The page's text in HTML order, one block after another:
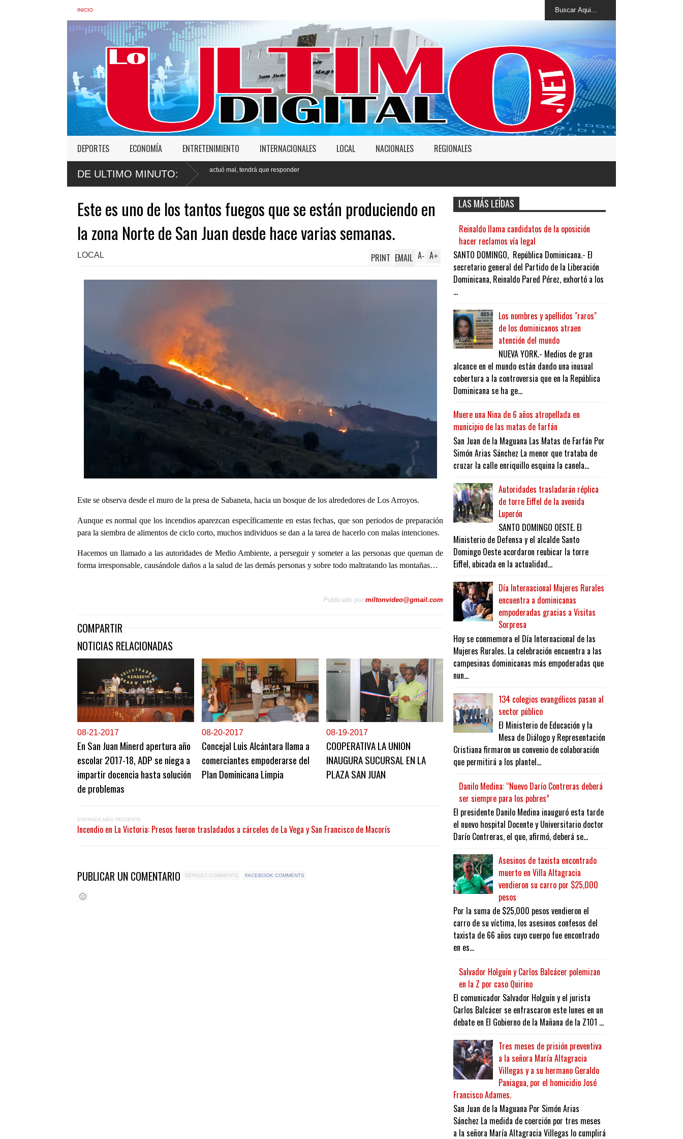
INICIO
DEPORTES ECONOMÍA ENTRETENIMIENTO INTERNACIONALES LOCAL NACIONALES REGIONALES
DE ULTIMO MINUTO:
Faride Raful: "Si un agente policial actuó mal, tendrá que responder
ante la ley"
Este es uno de los tantos fuegos que se están produciendo en
la zona Norte de San Juan desde hace varias semanas.
LOCAL A+
A-
PRINT EMAIL
Este se observa desde el muro de la presa de Sabaneta, hacia un bosque de los alrededores de Los Arroyos.
Aunque es normal que los incendios aparezcan específicamente en estas fechas, que son periodos de preparación
para la siembra de alimentos de ciclo corto, muchos individuos se dan a la tarea de hacerlo con malas intenciones.
Hacemos un llamado a las autoridades de Medio Ambiente, a perseguir y someter a las personas que queman de
forma irresponsable, causándole daños a la salud de las demás personas y sobre todo maltratando las montañas…
Publicado por miltonvideo@gmail.com
COMPARTIR
NOTICIAS RELACIONADAS
08-21-2017
En San Juan Minerd apertura año
escolar 2017-18, ADP se niega a
impartir docencia hasta solución
de problemas
08-20-2017
Concejal Luis Alcántara llama a
comerciantes empoderarse del
Plan Dominicana Limpia
08-19-2017
COOPERATIVA LA UNION
INAUGURA SUCURSAL EN LA
PLAZA SAN JUAN
ENTRADA MÁS RECIENTE
Incendio en La Victoria: Presos fueron trasladados a cárceles de La Vega y San Francisco de Macorís
PUBLICAR UN COMENTARIO DEFAULT COMMENTS FACEBOOK COMMENTS
LAS MÁS LEÍDAS
Reinaldo llama candidatos de la oposición
hacer reclamos vía legal
SANTO DOMINGO, República Dominicana.- El
secretario general del Partido de la Liberación
Dominicana, Reinaldo Pared Pérez, exhortó a los
...
Los nombres y apellidos "raros"
de los dominicanos atraen
atención del mundo
NUEVA YORK.- Medios de gran
alcance en el mundo están dando una inusual
cobertura a la controversia que en la República
Dominicana se ha ge...
Muere una Nina de 6 años atropellada en
municipio de las matas de farfán
San Juan de la Maguana Las Matas de Farfán Por
Simón Arias Sánchez La menor que trataba de
cruzar la calle enriquillo esquina la canela...
Autoridades trasladarán réplica
de torre Eiffel de la avenida
Luperón
SANTO DOMINGO OESTE. El
Ministerio de Defensa y el alcalde Santo
Domingo Oeste acordaron reubicar la torre
Eiffel, ubicada en la actualidad...
Día Internacional Mujeres Rurales
encuentra a dominicanas
empoderadas gracias a Visitas
Sorpresa
Hoy se conmemora el Día Internacional de las
Mujeres Rurales. La celebración encuentra a las
campesinas dominicanas más empoderadas que
nun...
134 colegios evangélicos pasan al
sector público
El Ministerio de Educación y la
Mesa de Diálogo y Representación
Cristiana firmaron un convenio de colaboración
que permitirá a los plantel...
Danilo Medina: “Nuevo Darío Contreras deberá
ser siempre para los pobres”
El presidente Danilo Medina inauguró esta tarde
el nuevo hospital Docente y Universitario doctor
Darío Contreras, el que, afirmó, deberá se...
Asesinos de taxista encontrado
muerto en Villa Altagracia
vendieron su carro por $25,000
pesos
Por la suma de $25,000 pesos vendieron el
carro de su víctima, los asesinos confesos del
taxista de 66 años cuyo cuerpo fue encontrado
en es...
Salvador Holguín y Carlos Balcácer polemizan
en la Z por caso Quirino
El comunicador Salvador Holguín y el jurista
Carlos Balcácer se enfrascaron este lunes en un
debate en El Gobierno de la Mañana de la Z101 ...
Tres meses de prisión preventiva
a la señora María Altagracia
Villegas y a su hermano Geraldo
Paniagua, por el homicidio José
Francisco Adames.
San Juan de la Maguana Por Simón Arias
Sánchez La medida de coerción por tres meses
a la señora María Altagracia Villegas lo cumplirá